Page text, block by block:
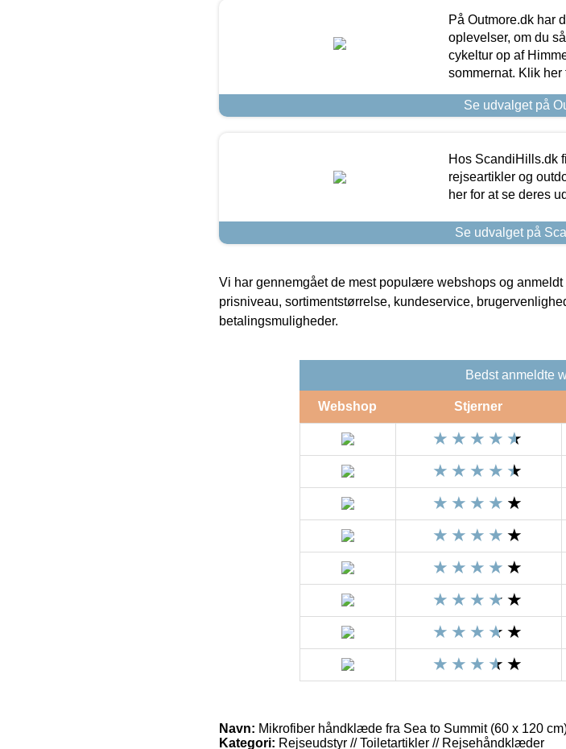
På Outmore.dk har
oplevelser, om du
cykeltur op af
sommernat. Klik her
Se udvalget på
Hos ScandiHills.dk
rejseartikler og
her for at se deres
Se udvalget på
Vi har gennemgået de mest populære webshops og
prisniveau, sortimentstørrelse, kundeservice,
betalingsmuligheder.
Bedst anmeldte
Webshop Stjerner
Navn: Mikrofiber håndklæde fra Sea to Summit (60 x 120
Kategori: Rejseudstyr // Toiletartikler // Rejsehåndklæder